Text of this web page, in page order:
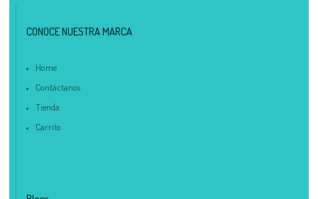
CONOCE NUESTRA MARCA
Home
Contáctanos
Tienda
Carrito